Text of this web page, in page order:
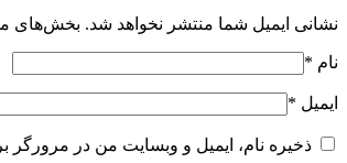
نشانی ایمیل شما منتشر نخواهد شد. بخش‌های
نام *
ایمیل *
ذخیره نام، ایمیل و وبسایت من در مرورگر